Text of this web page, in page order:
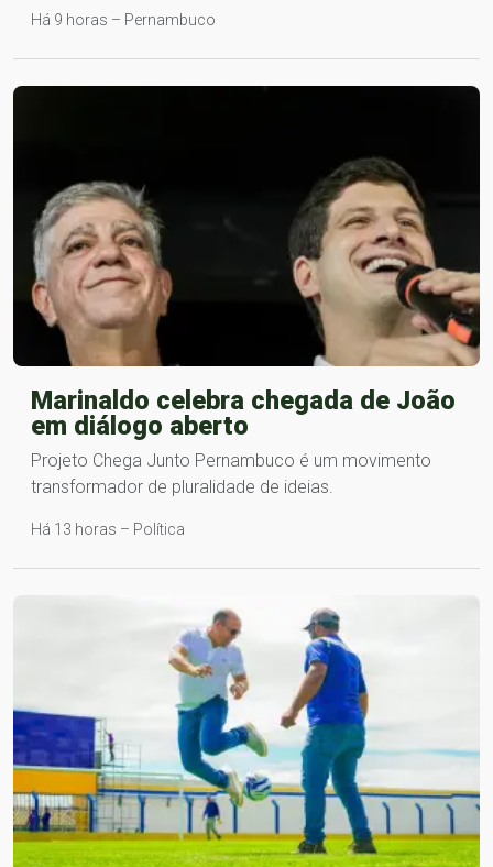
Há 9 horas – Pernambuco
Marinaldo celebra chegada de João
em diálogo aberto
Projeto Chega Junto Pernambuco é um movimento
transformador de pluralidade de ideias.
Há 13 horas – Política